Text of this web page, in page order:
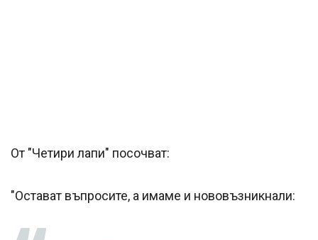
От "Четири лапи" посочват:
"Остават въпросите, а имаме и нововъзникнали: